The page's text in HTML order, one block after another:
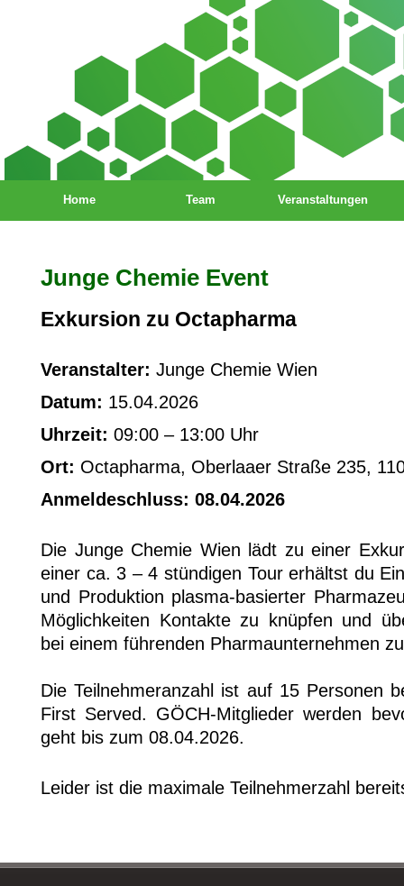
Home Team Veranstaltungen
Junge Chemie Event
Exkursion zu Octapharma
Veranstalter: Junge Chemie Wien
Datum: 15.04.2026
Uhrzeit: 09:00 – 13:00 Uhr
Ort: Octapharma, Oberlaaer Straße 235,
Anmeldeschluss: 08.04.2026
Die Junge Chemie Wien lädt zu einer
einer ca. 3 – 4 stündigen Tour erhältst du
und Produktion plasma-basierter
Möglichkeiten Kontakte zu knüpfen und
bei einem führenden Pharmaunternehmen
Die Teilnehmeranzahl ist auf 15 Personen
First Served. GÖCH-Mitglieder werden
geht bis zum 08.04.2026.
Leider ist die maximale Teilnehmerzahl